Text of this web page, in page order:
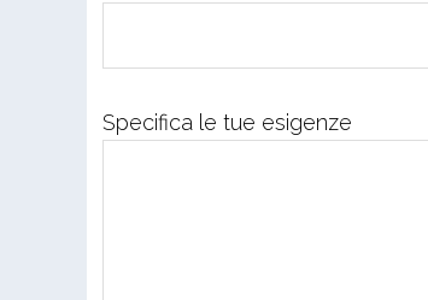
Specifica le tue esigenze